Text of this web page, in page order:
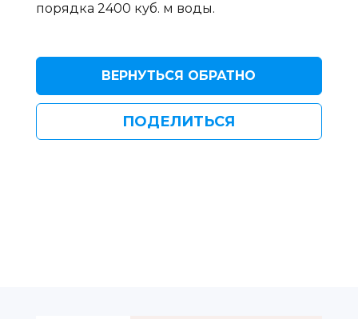
порядка 2400 куб. м воды.
ВЕРНУТЬСЯ ОБРАТНО
ПОДЕЛИТЬСЯ